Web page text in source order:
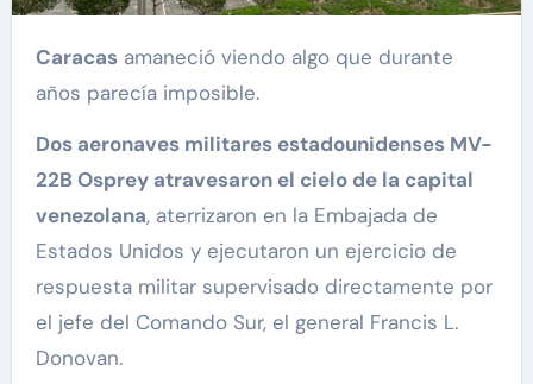
Caracasamaneció viendo algo que durante
años parecía imposible.
Dos aeronaves militares estadounidenses MV-
22B Osprey atravesaron el cielo de la capital
venezolana, aterrizaron en la Embajada de
Estados Unidos y ejecutaron un ejercicio de
respuesta militar supervisado directamente por
el jefe del Comando Sur, el general Francis L.
Donovan.